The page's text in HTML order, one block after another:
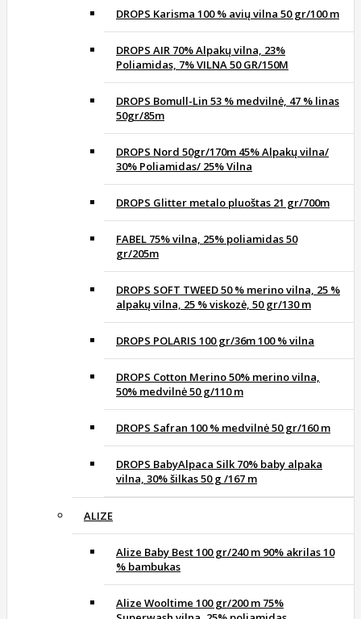
DROPS Karisma 100 % avių vilna 50 gr/100 m
DROPS AIR 70% Alpakų vilna, 23%
Poliamidas, 7% VILNA 50 GR/150M
DROPS Bomull-Lin 53 % medvilnė, 47 % linas
50gr/85m
DROPS Nord 50gr/170m 45% Alpakų vilna/
30% Poliamidas/ 25% Vilna
DROPS Glitter metalo pluoštas 21 gr/700m
FABEL 75% vilna, 25% poliamidas 50
gr/205m
DROPS SOFT TWEED 50 % merino vilna, 25 %
alpakų vilna, 25 % viskozė, 50 gr/130 m
DROPS POLARIS 100 gr/36m 100 % vilna
DROPS Cotton Merino 50% merino vilna,
50% medvilnė 50 g/110 m
DROPS Safran 100 % medvilnė 50 gr/160 m
DROPS BabyAlpaca Silk 70% baby alpaka
vilna, 30% šilkas 50 g /167 m
ALIZE
Alize Baby Best 100 gr/240 m 90% akrilas 10
% bambukas
Alize Wooltime 100 gr/200 m 75%